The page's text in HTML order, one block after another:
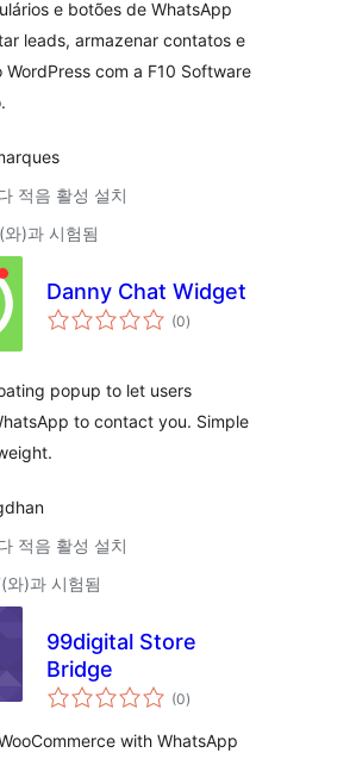
e botões de WhatsApp
leads, armazenar contatos e
WordPress com a F10 Software
적음 활성 설치
)과 시험됨
Danny Chat Widget
(0전
체)
popup to let users
to contact you. Simple
적음 활성 설치
와)과 시험됨
99digital Store
Bridge
(0전
체
점
)
with WhatsApp